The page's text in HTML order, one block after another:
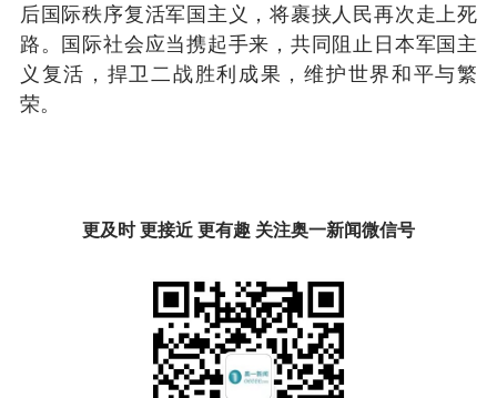
后国际秩序复活军国主义，将裹挟人民再次走上死
路。国际社会应当携起手来，共同阻止日本军国主
义复活，捍卫二战胜利成果，维护世界和平与繁
荣。
更及时 更接近 更有趣 关注奥一新闻微信号